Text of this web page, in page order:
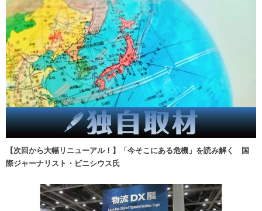
【次回から大幅リニューアル！】「今そこにある危機」を読み解く 国
際ジャーナリスト・ビニシウス氏